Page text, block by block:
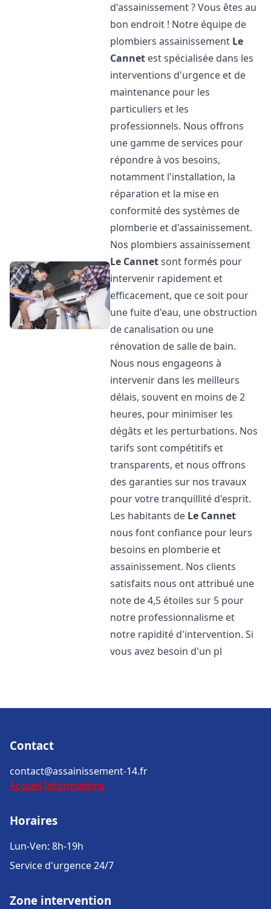
d'assainissement ? Vous êtes au
bon endroit ! Notre équipe de
plombiers assainissement Le
Cannet est spécialisée dans les
interventions d'urgence et de
maintenance pour les
particuliers et les
professionnels. Nous offrons
une gamme de services pour
répondre à vos besoins,
notamment l'installation, la
réparation et la mise en
conformité des systèmes de
plomberie et d'assainissement.
Nos plombiers assainissement
Le Cannetsont formés pour
intervenir rapidement et
efficacement, que ce soit pour
une fuite d'eau, une obstruction
de canalisation ou une
rénovation de salle de bain.
Nous nous engageons à
intervenir dans les meilleurs
délais, souvent en moins de 2
heures, pour minimiser les
dégâts et les perturbations. Nos
tarifs sont compétitifs et
transparents, et nous offrons
des garanties sur nos travaux
pour votre tranquillité d'esprit.
Les habitants de Le Cannet
nous font confiance pour leurs
besoins en plomberie et
assainissement. Nos clients
satisfaits nous ont attribué une
note de 4,5 étoiles sur 5 pour
notre professionnalisme et
notre rapidité d'intervention. Si
vous avez besoin d'un pl
Contact
contact@assainissement-14.fr
Accueil Informations
Horaires
Lun-Ven: 8h-19h
Service d'urgence 24/7
Zone intervention